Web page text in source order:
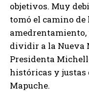
objetivos. Muy
tomó el camino de
amedrentamiento,
dividir a la Nueva
Presidenta
históricas y justas
Mapuche.